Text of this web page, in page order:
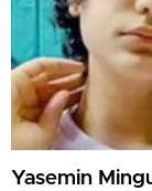
Yasemin